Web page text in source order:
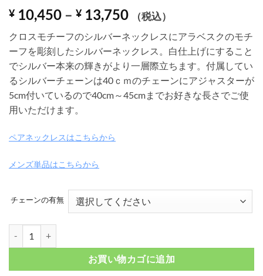
¥ 10,450 – ¥ 13,750価
帯:
¥ 10,450
–
¥ 13,750
（税込）
クロスモチーフのシルバーネックレスにアラベスクのモチ
ーフを彫刻したシルバーネックレス。白仕上げにすること
でシルバー本来の輝きがより一層際立ちます。付属してい
るシルバーチェーンは40ｃｍのチェーンにアジャスターが
5cm付いているので40cm～45cmまでお好きな長さでご使
用いただけます。
ペアネックレスはこちらから
メンズ単品はこちらから
チェーンの有無
お買い物カゴに追加